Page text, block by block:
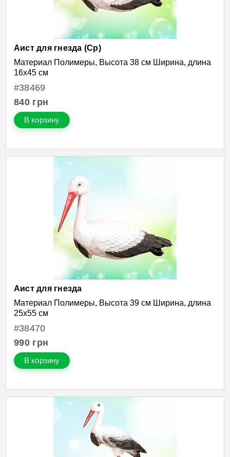
Аист для гнезда (Ср)
Материал Полимеры, Высота 38 см Ширина, длина
16х45 см
#38469
840 грн
В корзину
Аист для гнезда
Материал Полимеры, Высота 39 см Ширина, длина
25х55 см
#38470
990 грн
В корзину